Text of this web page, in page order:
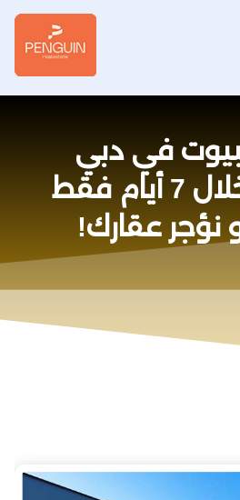
في دبي
بالدولار | خلال 7 أيام فقط
نؤجر عقارك!